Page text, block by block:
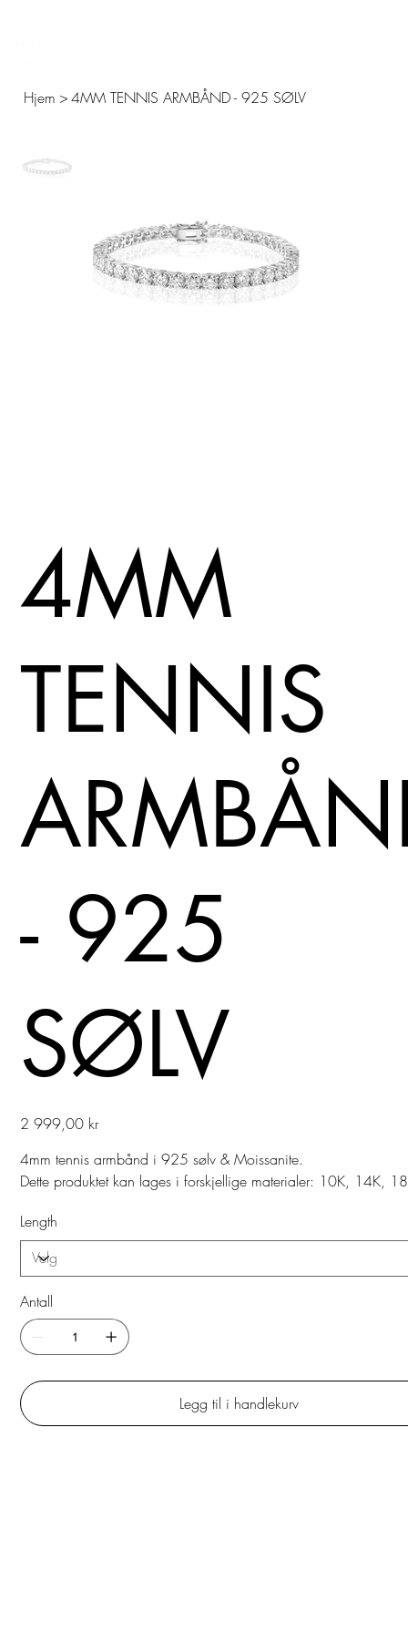
Hjem >4MM TENNIS ARMBÅND - 925 SØLV
4MM
TENNIS
- 925
SØLV
Pris
2 999,00 kr
4mm tennis armbånd i 925 sølv & Moissanite.
Dette produktet kan lages i forskjellige materialer: 10K, 14K,
Length
Antall
Legg til i handlekurv